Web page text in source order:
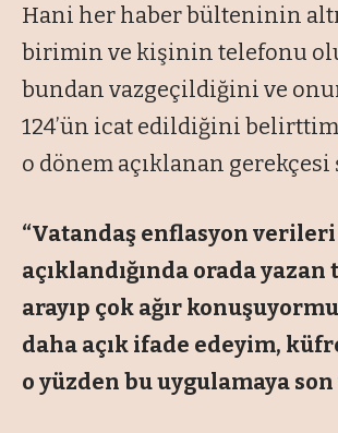
Hani her haber bülteninin
birimin ve kişinin telefonu
bundan vazgeçildiğini ve
124’ün icat edildiğini belirttim
o dönem açıklanan gerekçesi
“Vatandaş enflasyon verileri
açıklandığında orada
arayıp çok ağır
daha açık ifade edeyim,
o yüzden bu uygulamaya